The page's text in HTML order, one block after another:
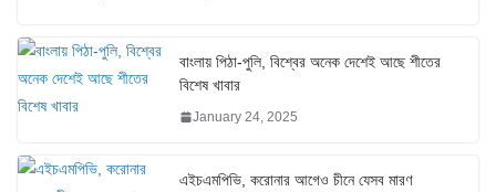
বাংলায় পিঠা-পুলি, বিশ্বের অনেক দেশেই আছে শীতের
বিশেষ খাবার
January 24, 2025
এইচএমপিভি, করোনার আগেও চীনে যেসব মারণ